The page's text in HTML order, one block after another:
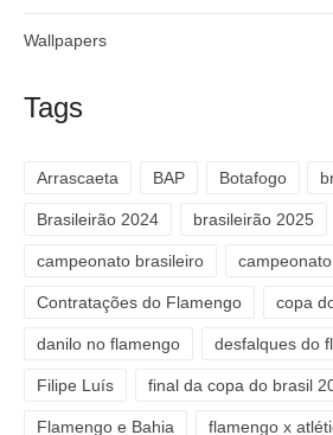
Wallpapers
Tags
Arrascaeta BAP Botafogo
Brasileirão 2024 brasileirão 2025
campeonato brasileiro
Contratações do Flamengo copa
danilo no flamengo desfalques do
Filipe Luís final da copa do brasil
Flamengo e Bahia flamengo x